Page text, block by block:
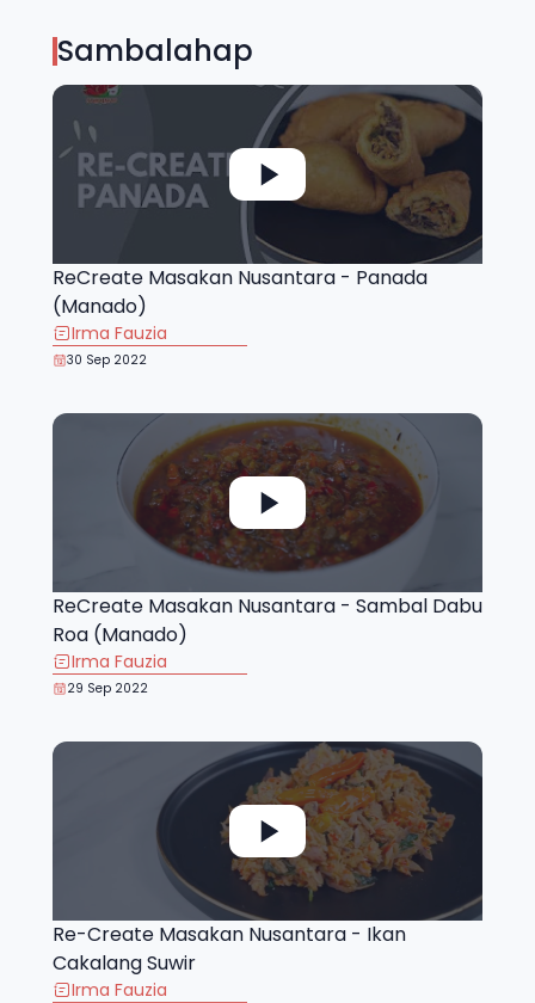
Sambalahap
ReCreate Masakan Nusantara - Panada
(Manado)
Irma Fauzia
30 Sep 2022
ReCreate Masakan Nusantara - Sambal Dabu
Roa (Manado)
Irma Fauzia
29 Sep 2022
Re-Create Masakan Nusantara - Ikan
Cakalang Suwir
Irma Fauzia